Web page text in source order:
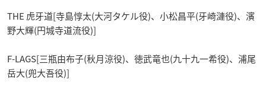
THE 虎牙道[寺島惇太(大河タケル役)、小松昌平(牙崎漣役)、濱
野大輝(円城寺道流役)]
F-LAGS[三瓶由布子(秋月涼役)、徳武竜也(九十九一希役)、浦尾
岳大(兜大吾役)]